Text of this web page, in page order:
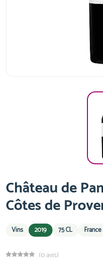
Château de
Côtes de
Vins 2019 75 CL France
(0 avis)